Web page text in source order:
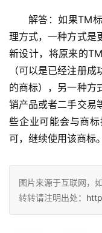
解答：如果TM
理方式，一种方式是
新设计，将原来的
（可以是已经注册
的商标），另一种方
销产品或者二手交易
些企业可能会与商
可，继续使用该商标。
图片来源于互联网，
转转请注明出处：